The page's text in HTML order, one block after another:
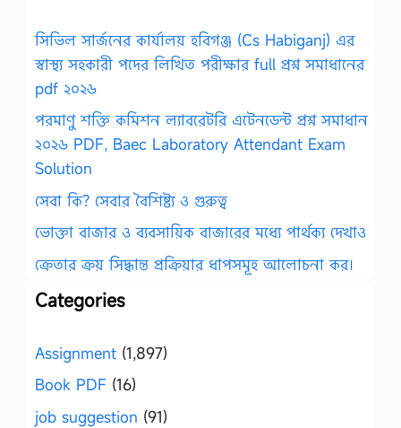
সিভিল সার্জনের কার্যালয় হবিগঞ্জ (Cs Habiganj) এর
স্বাস্থ্য সহকারী পদের লিখিত পরীক্ষার full প্রশ্ন সমাধানের
pdf ২০২৬
পরমাণু শক্তি কমিশন ল্যাবরেটরি এটেনডেন্ট প্রশ্ন সমাধান
২০২৬ PDF, Baec Laboratory Attendant Exam
Solution
সেবা কি? সেবার বৈশিষ্ট্য ও গুরুত্ব
ভোক্তা বাজার ও ব্যবসায়িক বাজারের মধ্যে পার্থক্য দেখাও
ক্রেতার ক্রয় সিদ্ধান্ত প্রক্রিয়ার ধাপসমূহ আলোচনা কর।
Categories
Assignment (1,897)
Book PDF (16)
job suggestion (91)